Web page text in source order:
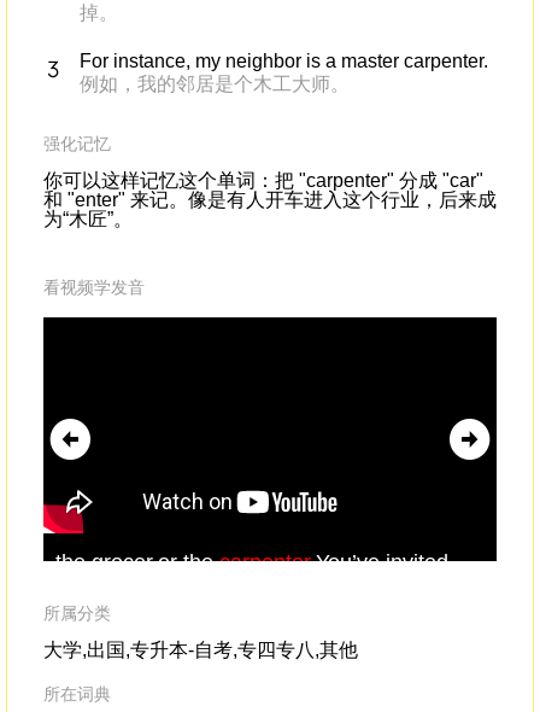
掉。
For instance, my neighbor is a master carpenter.
例如，我的邻居是个木工大师。
强化记忆
你可以这样记忆这个单词：把 "carpenter" 分成 "car"
和 "enter" 来记。像是有人开车进入这个行业，后来成
为“木匠”。
看视频学发音
the grocer,or thecarpenter.You’ve invited
所属分类
大学,出国,专升本-自考,专四专八,其他
所在词典